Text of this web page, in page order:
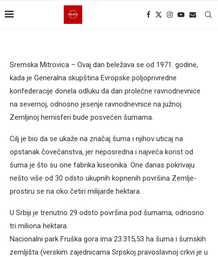
Sremska Mitrovica – Ovaj dan beležava se od 1971. godine,
kada je Generalna skupština Evropske poljoprivredne
konfederacije donela odluku da dan prolećne ravnodnevnice
na severnoj, odnosno jesenje ravnodnevnice na južnoj
Zemljinoj hemisferi bude posvećen šumama.
Cilj je bio da se ukaže na značaj šuma i njihov uticaj na
opstanak čovečanstva, jer neposredna i najveća korist od
šuma je što su one fabrika kiseonika. One danas pokrivaju
nešto više od 30 odsto ukupnih kopnenih površina Zemlje-
prostiru se na oko četiri milijarde hektara.
U Srbiji je trenutno 29 odsto površina pod šumama, odnosno
tri miliona hektara.
Nacionalni park Fruška gora ima 23.315,53 ha šuma i šumskih
zemljišta (verskim zajednicama Srpskoj pravoslavnoj crkvi je u